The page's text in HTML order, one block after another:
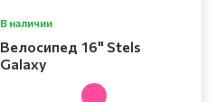
В наличии
Велосипед 16" Stels
Galaxy